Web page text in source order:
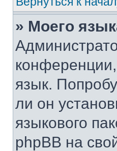
» Моего
язык.
ли он
языкового
phpBB на